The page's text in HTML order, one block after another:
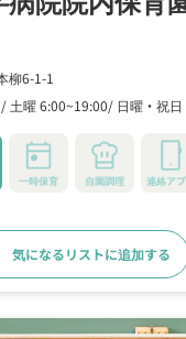
柳6-1-1
土曜 6:00~19:00 日曜・祝
一時保育 自園調理 連絡ア
気になるリストに追加する